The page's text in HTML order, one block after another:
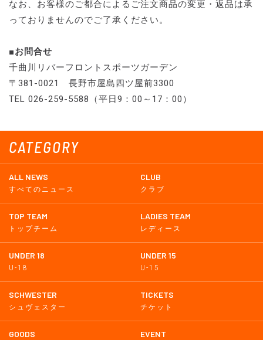
CATEGORY
ALL NEWS
すべてのニュース
CLUB
クラブ
TOP TEAM
トップチーム
LADIES TEAM
レディース
UNDER 18
U-18
UNDER 15
U-15
SCHWESTER
シュヴェスター
TICKETS
チケット
GOODS EVENT
なお、お客様のご都合によるご注文商品の変更・返品は承
っておりませんのでご了承ください。
■お問合せ
千曲川リバーフロントスポーツガーデン
〒381-0021 長野市屋島四ツ屋前3300
TEL 026-259-5588（平日9：00～17：00）